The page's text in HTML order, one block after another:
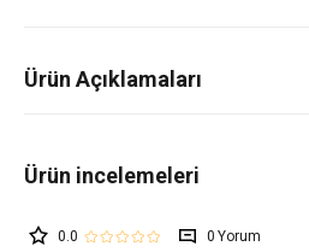
Ürün Açıklamaları
0.0 0